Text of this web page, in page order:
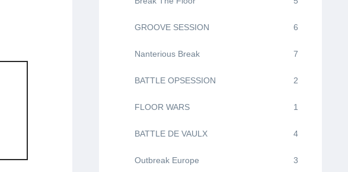
GROOVE SESSION 6
Nanterious Break 7
BATTLE OPSESSION 2
FLOOR WARS 1
BATTLE DE VAULX 4
Outbreak Europe 3